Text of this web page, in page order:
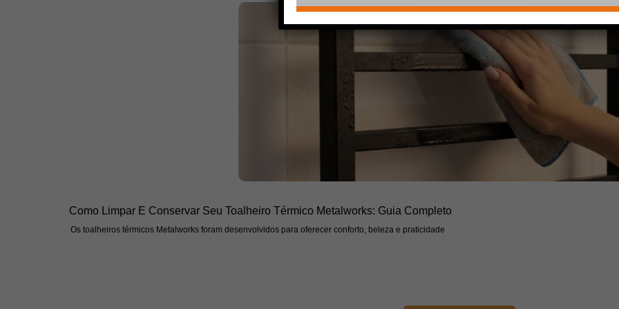
Como Limpar E Conservar Seu Toalheiro Térmico Metalworks: Guia Completo
Os toalheiros térmicos Metalworks foram desenvolvidos para oferecer conforto, beleza e praticidade